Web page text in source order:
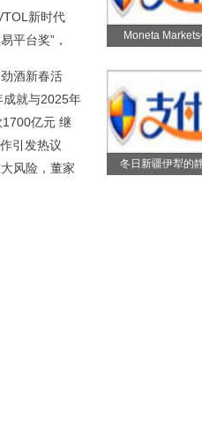
新时代
平台奖”，
酒新春活
就与2025年
亿元 继
引发热议
风险，董家
Moneta
冬日新疆伊犁的